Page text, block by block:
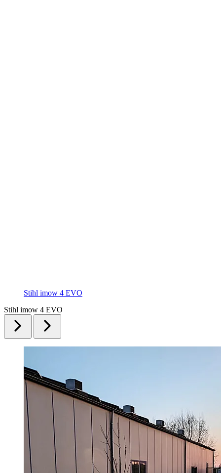
Stihl imow 4 EVO
Stihl imow 4 EVO